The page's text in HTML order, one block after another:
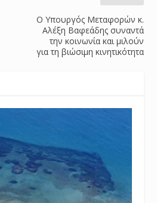
Ο Υπουργός Μεταφορών κ.
Αλέξη Βαφεάδης συναντά
την κοινωνία και μιλούν
για τη βιώσιμη κινητικότητα